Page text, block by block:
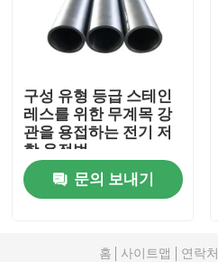
스테인레스 강 용접관
탄소강 배관
아연 도금 강관
스테인레스 강 시트판
구성 유형 등급 스테인
레스를 위한 무계목 강
관을 용접하는 전기 저
항 용접법
문의 보내기
홈 사이트맵 연락처